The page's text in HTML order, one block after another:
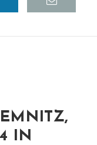
IN